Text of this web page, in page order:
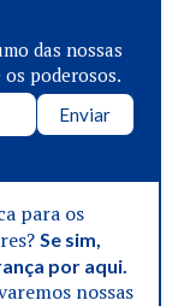
das nossas
poderosos.
Enviar
para os
Se sim,
por aqui.
nossas